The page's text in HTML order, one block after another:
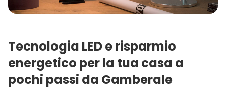
Tecnologia LED e risparmio
energetico per la tua casa a
pochi passi da Gamberale